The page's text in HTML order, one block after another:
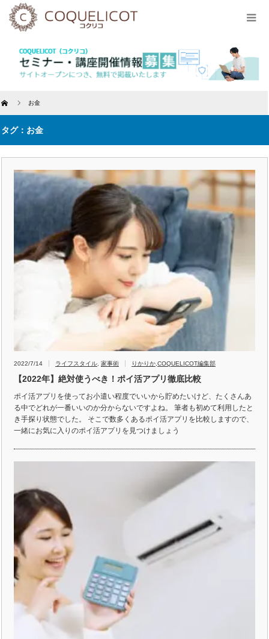
Home お金
タグ：お金
2022/7/14 ライフスタイル 家事術 りかりか COQUELICOT編集部
【2022年】絶対使うべき！ポイ活アプリ徹底比較
ポイ活アプリを使ってお小遣い程度でいいから貯めたいけど、たくさんあ
る中でどれが一番いいのか分からないですよね。 筆者も初めて利用したと
き手探り状態でした。 そこで数多くあるポイ活アプリを比較しますので、
一緒にお気に入りのポイ活アプリを見つけましょう